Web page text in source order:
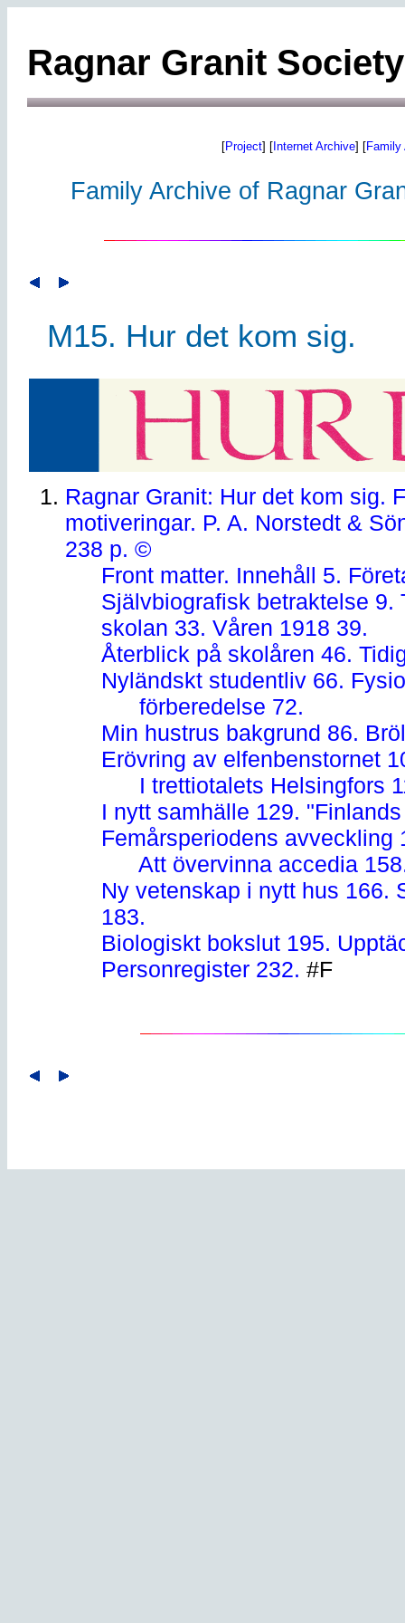
Ragnar Granit Society
[Project] [Internet Archive] [Family
Family Archive of Ragnar
M15. Hur det kom sig.
Ragnar Granit: Hur det kom sig.
motiveringar. P. A. Norstedt &
238 p. ©
Front matter. Innehåll 5.
Självbiografisk betraktelse 9.
skolan 33. Våren 1918 39.
Återblick på skolåren 46.
Nyländskt studentliv 66.
förberedelse 72.
Min hustrus bakgrund 86.
Erövring av elfenbenstornet
I trettiotalets Helsingfors
I nytt samhälle 129.
Femårsperiodens avveckling
Att övervinna accedia
Ny vetenskap i nytt hus 166.
183.
Biologiskt bokslut 195.
Personregister 232. #F